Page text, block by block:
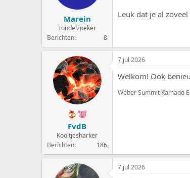
Marein
Tondelzoeker
Berichten
8
Leuk dat je al
FvdB
Kooltjesharker
Berichten
186
7 jul 2026
Welkom! Ook
Weber Summit Kamado
7 jul 2026